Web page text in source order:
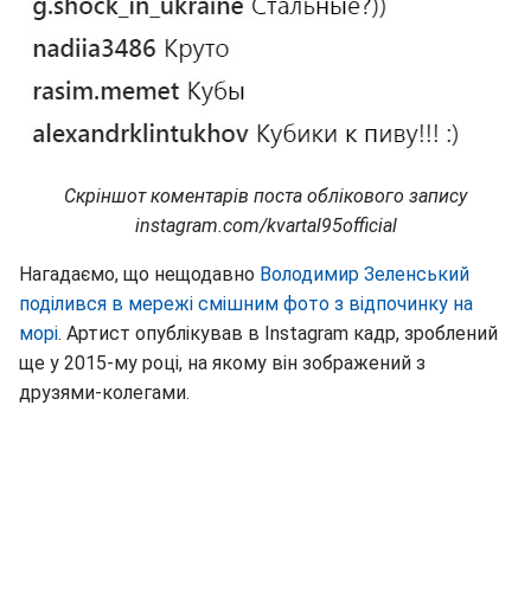
Скріншот коментарів поста облікового запису
instagram.com/kvartal95official
Нагадаємо, що нещодавно Володимир Зеленський
поділився в мережі смішним фото з відпочинку на
морі. Артист опублікував в Instagram кадр, зроблений
ще у 2015-му році, на якому він зображений з
друзями-колегами.